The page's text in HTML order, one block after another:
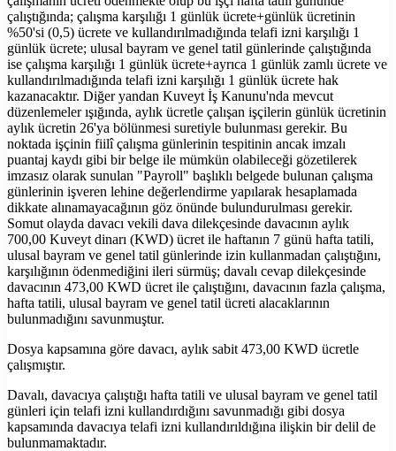
çalıştığında; çalışma karşılığı 1 günlük ücrete+günlük ücretinin
%50'si (0,5) ücrete ve kullandırılmadığında telafi izni karşılığı 1
günlük ücrete; ulusal bayram ve genel tatil günlerinde çalıştığında
ise çalışma karşılığı 1 günlük ücrete+ayrıca 1 günlük zamlı ücrete ve
kullandırılmadığında telafi izni karşılığı 1 günlük ücrete hak
kazanacaktır. Diğer yandan Kuveyt İş Kanunu'nda mevcut
düzenlemeler ışığında, aylık ücretle çalışan işçilerin günlük ücretinin
aylık ücretin 26'ya bölünmesi suretiyle bulunması gerekir. Bu
noktada işçinin fiilî çalışma günlerinin tespitinin ancak imzalı
puantaj kaydı gibi bir belge ile mümkün olabileceği gözetilerek
imzasız olarak sunulan "Payroll" başlıklı belgede bulunan çalışma
günlerinin işveren lehine değerlendirme yapılarak hesaplamada
dikkate alınamayacağının göz önünde bulundurulması gerekir.
Somut olayda davacı vekili dava dilekçesinde davacının aylık
700,00 Kuveyt dinarı (KWD) ücret ile haftanın 7 günü hafta tatili,
ulusal bayram ve genel tatil günlerinde izin kullanmadan çalıştığını,
karşılığının ödenmediğini ileri sürmüş; davalı cevap dilekçesinde
davacının 473,00 KWD ücret ile çalıştığını, davacının fazla çalışma,
hafta tatili, ulusal bayram ve genel tatil ücreti alacaklarının
bulunmadığını savunmuştur.
Dosya kapsamına göre davacı, aylık sabit 473,00 KWD ücretle
çalışmıştır.
Davalı, davacıya çalıştığı hafta tatili ve ulusal bayram ve genel tatil
günleri için telafi izni kullandırdığını savunmadığı gibi dosya
kapsamında davacıya telafi izni kullandırıldığına ilişkin bir delil de
bulunmamaktadır.